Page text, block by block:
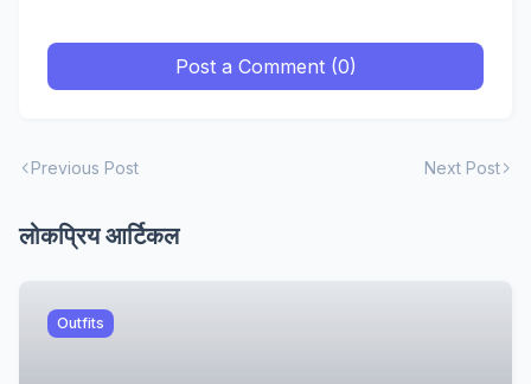
Post a Comment (0)
Previous Post Next Post
लोकप्रिय आर्टिकल
Outfits